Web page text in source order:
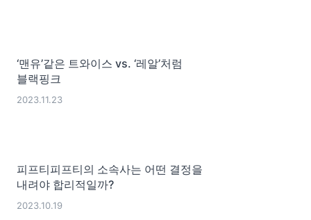
‘맨유’같은 트와이스 vs. ‘레알’처럼
블랙핑크
2023.11.23
피프티피프티의 소속사는 어떤 결정을
내려야 합리적일까?
2023.10.19